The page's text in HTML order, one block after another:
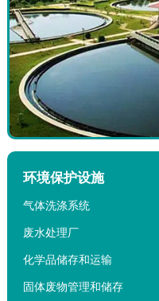
环境保护设施
气体洗涤系统
废水处理厂
化学品储存和运输
固体废物管理和储存